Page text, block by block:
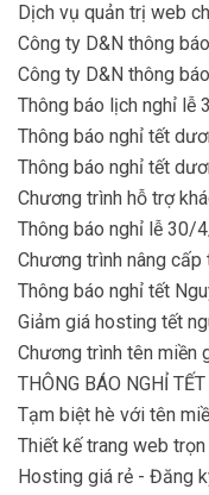
Dịch vụ quản trị web
Công ty D&N thông
Công ty D&N thông
Thông báo lịch nghỉ lễ
Thông báo nghỉ tết
Thông báo nghỉ tết
Chương trình hỗ trợ
Thông báo nghỉ lễ 30/
Chương trình nâng cấp
Thông báo nghỉ tết
Giảm giá hosting tết
Chương trình tên miền
THÔNG BÁO NGHỈ
Tạm biệt hè với tên
Thiết kế trang web
Hosting giá rẻ - Đăng